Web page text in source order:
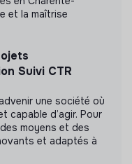
et la maîtrise
Suivi CTR
une société où
capable d’agir. Pour
moyens et des
et adaptés à